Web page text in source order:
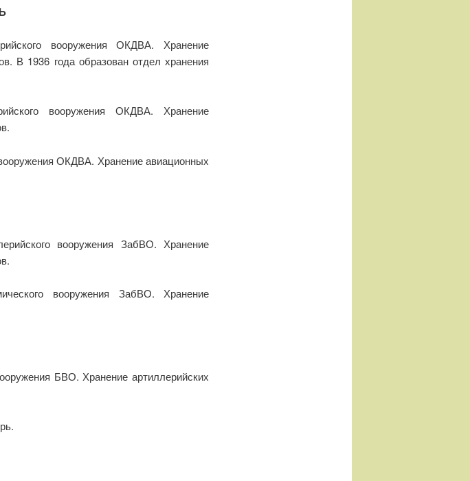
вооружения ОКДВА. Хранение
В 1936 года образован отдел хранения
вооружения ОКДВА. Хранение
ОКДВА. Хранение авиационных
вооружения ЗабВО. Хранение
вооружения ЗабВО. Хранение
БВО. Хранение артиллерийских